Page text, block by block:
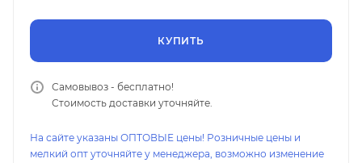
КУПИТЬ
Самовывоз - бесплатно!
Стоимость доставки уточняйте.
На сайте указаны ОПТОВЫЕ цены! Розничные цены и
мелкий опт уточняйте у менеджера, возможно изменение